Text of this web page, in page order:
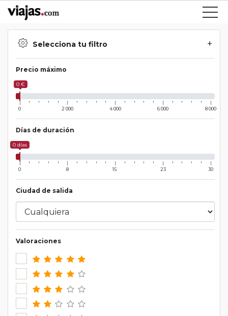
Selecciona tu filtro
Precio máximo
0 €
0 2 000 4 000 6 000 8 000
Días de duración
0 días
0 8 15 23 30
Ciudad de salida
Valoraciones